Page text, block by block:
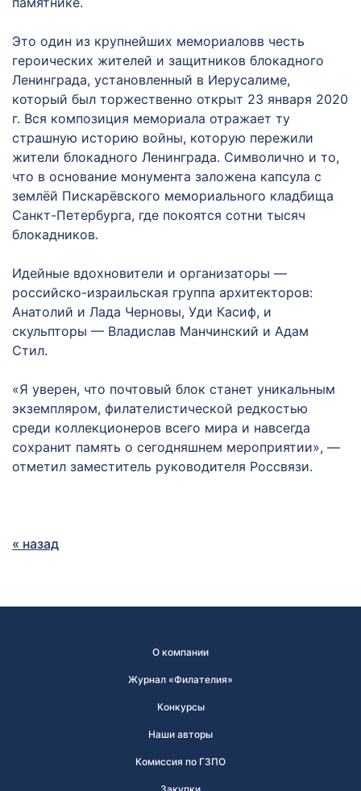
Это один из крупнейших мемориаловв честь
героических жителей и защитников блокадного
Ленинграда, установленный в Иерусалиме,
который был торжественно открыт 23 января 2020
г. Вся композиция мемориала отражает ту
страшную историю войны, которую пережили
жители блокадного Ленинграда. Символично и то,
что в основание монумента заложена капсула с
землёй Пискарёвского мемориального кладбища
Санкт-Петербурга, где покоятся сотни тысяч
блокадников.
Идейные вдохновители и организаторы —
российско-израильская группа архитекторов:
Анатолий и Лада Черновы, Уди Касиф, и
скульпторы — Владислав Манчинский и Адам
Стил.
«Я уверен, что почтовый блок станет уникальным
экземпляром, филателистической редкостью
среди коллекционеров всего мира и навсегда
сохранит память о сегодняшнем мероприятии», —
отметил заместитель руководителя Россвязи.
« назад
О компании
Журнал «Филателия»
Конкурсы
Наши авторы
Комиссия по ГЗПО